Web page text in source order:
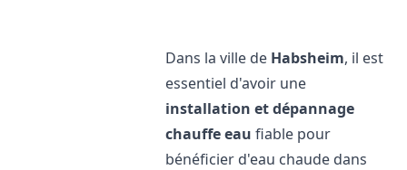
Dans la ville de Habsheim, il est
essentiel d'avoir une
installation et dépannage
chauffe eau fiable pour
bénéficier d'eau chaude dans